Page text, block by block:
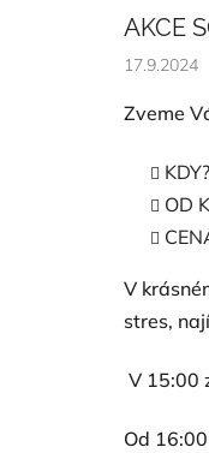
AKCE
17.9.2024
Zveme
OD
V
stres,
V 15:00
Od